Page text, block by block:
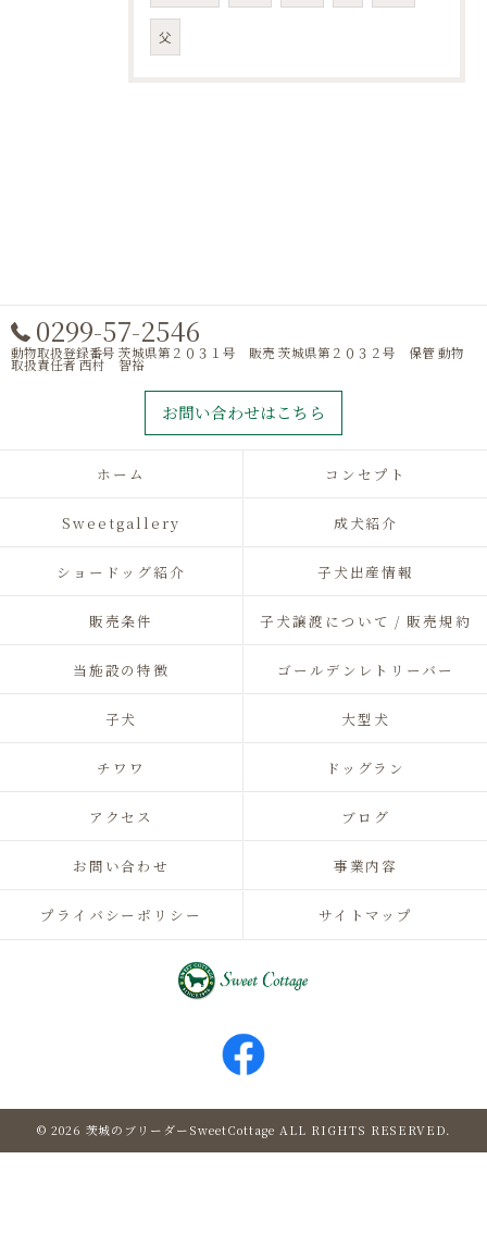
父
0299-57-2546
動物取扱登録番号 茨城県第２０３１号 販売 茨城県第２０３２号 保管 動物
取扱責任者 西村 智裕
お問い合わせはこちら
ホーム コンセプト
Sweetgallery 成犬紹介
ショードッグ紹介 子犬出産情報
販売条件 子犬譲渡について / 販売規約
当施設の特徴 ゴールデンレトリーバー
子犬 大型犬
チワワ ドッグラン
アクセス ブログ
お問い合わせ 事業内容
プライバシーポリシー サイトマップ
© 2026 茨城のブリーダーSweetCottage ALL RIGHTS RESERVED.